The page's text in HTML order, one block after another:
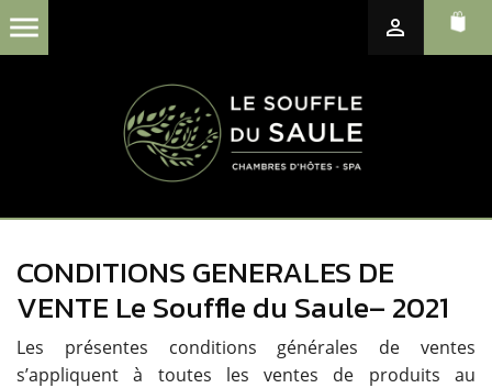
 
CONDITIONS GENERALES DE
VENTE Le Souffle du Saule– 2021
Les présentes conditions générales de ventes
s’appliquent à toutes les ventes de produits au